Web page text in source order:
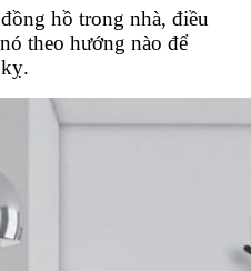
hồ trong nhà, điều
theo hướng nào để